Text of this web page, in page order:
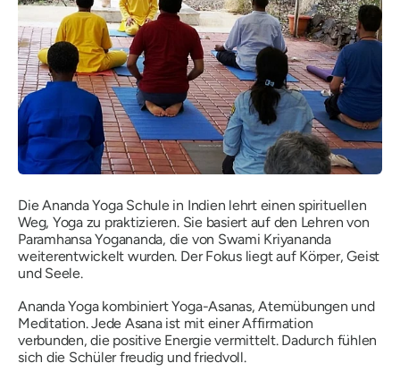
Die Ananda Yoga Schule in Indien lehrt einen spirituellen
Weg, Yoga zu praktizieren. Sie basiert auf den Lehren von
Paramhansa Yogananda, die von Swami Kriyananda
weiterentwickelt wurden. Der Fokus liegt auf Körper, Geist
und Seele.
Ananda Yoga kombiniert Yoga-Asanas, Atemübungen und
Meditation. Jede Asana ist mit einer Affirmation
verbunden, die positive Energie vermittelt. Dadurch fühlen
sich die Schüler freudig und friedvoll.